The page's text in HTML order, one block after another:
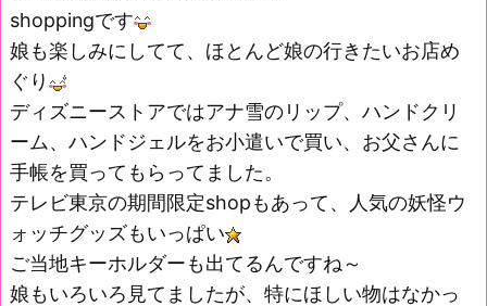
shoppingです
娘も楽しみにしてて、ほとんど娘の行きたいお店め
ぐり
ディズニーストアではアナ雪のリップ、ハンドクリ
ーム、ハンドジェルをお小遣いで買い、お父さんに
手帳を買ってもらってました。
テレビ東京の期間限定shopもあって、人気の妖怪ウ
ォッチグッズもいっぱい
ご当地キーホルダーも出てるんですね～
娘もいろいろ見てましたが、特にほしい物はなかっ